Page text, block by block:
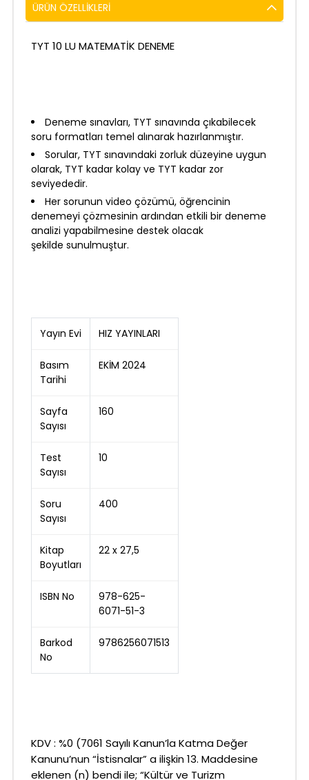
ÜRÜN ÖZELLIKLERI
TYT 10 LU MATEMATİK DENEME
Deneme sınavları, TYT sınavında çıkabilecek
soru formatları temel alınarak hazırlanmıştır.
Sorular, TYT sınavındaki zorluk düzeyine uygun
olarak, TYT kadar kolay ve TYT kadar zor
seviyededir.
Her sorunun video çözümü, öğrencinin
denemeyi çözmesinin ardından etkili bir deneme
analizi yapabilmesine destek olacak
şekilde sunulmuştur.
Yayın Evi HIZ YAYINLARI
Basım
Tarihi
EKİM 2024
Sayfa
Sayısı
160
Test
Sayısı
10
Soru
Sayısı
400
Kitap
Boyutları
22 x 27,5
ISBN No
978-625-
6071-51-3
Barkod
No
9786256071513
KDV : %0 (7061 Sayılı Kanun’la Katma Değer
Kanunu’nun “İstisnalar” a ilişkin 13. Maddesine
eklenen (n) bendi ile; “Kültür ve Turizm